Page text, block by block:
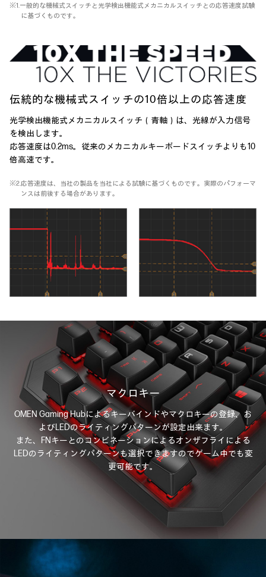
※1.一般的な機械式スイッチと光学検出機能式メカニカルスイッチとの応答速度試験
に基づくものです。
伝統的な機械式スイッチの10倍以上の応答速度
光学検出機能式メカニカルスイッチ（青軸）は、光線が入力信号
を検出します。
応答速度は0.2ms。従来のメカニカルキーボードスイッチよりも10
倍高速です。
※2.応答速度は、当社の製品を当社による試験に基づくものです。実際のパフォーマ
ンスは前後する場合があります。
マクロキー
OMEN Gaming Hubによるキーバインドやマクロキーの登録、お
よびLEDのライティングパターンが設定出来ます。
また、FNキーとのコンビネーションによるオンザフライによる
LEDのライティングパターンも選択できますのでゲーム中でも変
更可能です。